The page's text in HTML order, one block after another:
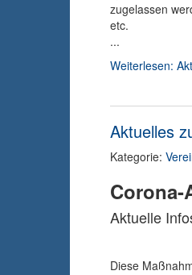
zugelassen
etc.
...
Weiterlesen:
Aktuelles
Kategorie:
Aktuelle
Diese